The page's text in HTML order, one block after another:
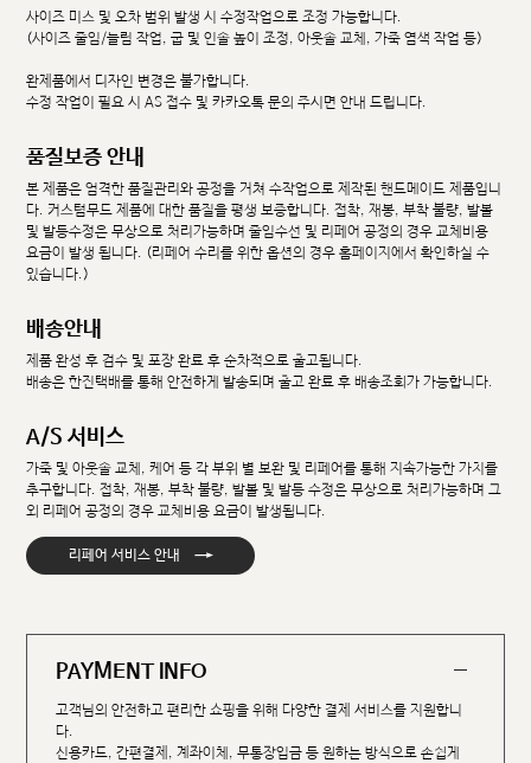
사이즈 미스 및 오차 범위 발생 시 수정작업으로 조정 가능합니다.
(사이즈 줄임/늘림 작업, 굽 및 인솔 높이 조정, 아웃솔 교체, 가죽 염색 작업 등)
완제품에서 디자인 변경은 불가합니다.
수정 작업이 필요 시 AS 접수 및 카카오톡 문의 주시면 안내 드립니다.
품질보증 안내
본 제품은 엄격한 품질관리와 공정을 거쳐 수작업으로 제작된 핸드메이드 제품입니
다. 커스텀무드 제품에 대한 품질을 평생 보증합니다. 접착, 재봉, 부착 불량, 발볼
및 발등수정은 무상으로 처리가능하며 줄임수선 및 리페어 공정의 경우 교체비용
요금이 발생 됩니다. (리페어 수리를 위한 옵션의 경우 홈페이지에서 확인하실 수
있습니다.)
배송안내
제품 완성 후 검수 및 포장 완료 후 순차적으로 출고됩니다.
배송은 한진택배를 통해 안전하게 발송되며 출고 완료 후 배송조회가 가능합니다.
A/S 서비스
가죽 및 아웃솔 교체, 케어 등 각 부위 별 보완 및 리페어를 통해 지속가능한 가치를
추구합니다. 접착, 재봉, 부착 불량, 발볼 및 발등 수정은 무상으로 처리가능하며 그
외 리페어 공정의 경우 교체비용 요금이 발생됩니다.
리페어 서비스 안내 →
PAYMENT INFO
고객님의 안전하고 편리한 쇼핑을 위해 다양한 결제 서비스를 지원합니
다.
신용카드, 간편결제, 계좌이체, 무통장입금 등 원하는 방식으로 손쉽게